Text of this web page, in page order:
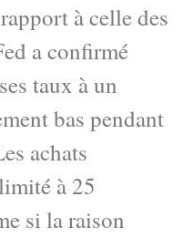
à celle des
a confirmé
taux à un
bas pendant
achats
à 25
si la raison